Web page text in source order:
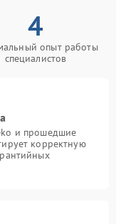
4
опыт работы
специалистов
и прошедшие
корректную